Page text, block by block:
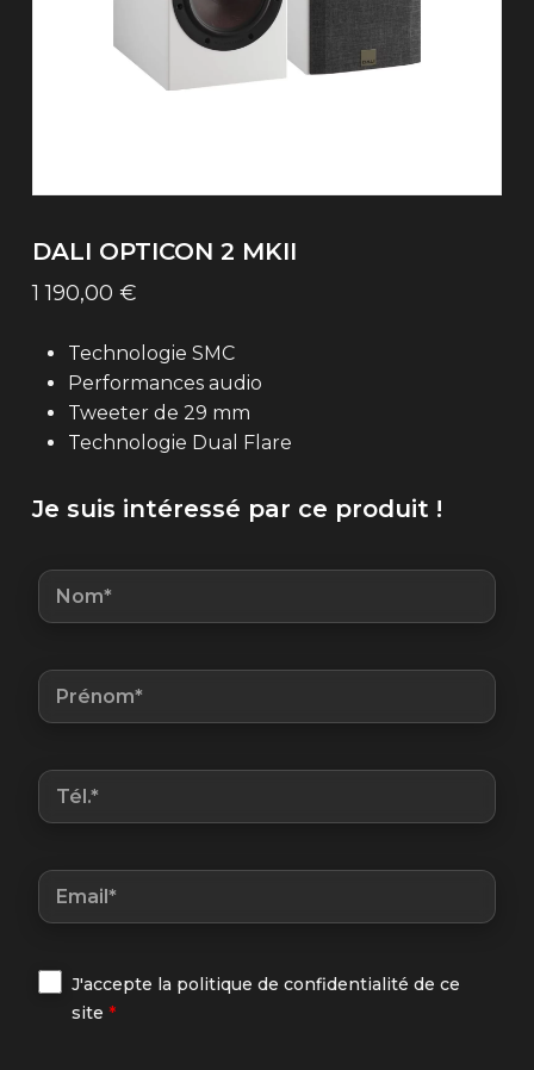
DALI OPTICON 2 MKII
1 190,00 €
Technologie SMC
Performances audio
Tweeter de 29 mm
Technologie Dual Flare
Je suis intéressé par ce produit !
J'accepte la politique de confidentialité de ce
site *